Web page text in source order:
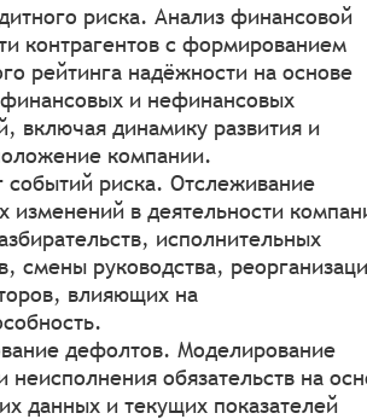
риска. Анализ финансовой
контрагентов с формированием
рейтинга надёжности на основе
и нефинансовых
включая динамику развития и
компании.
событий риска. Отслеживание
изменений в деятельности
исполнительных
смены руководства,
влияющих на
дефолтов. Моделирование
неисполнения обязательств на
данных и текущих показателей